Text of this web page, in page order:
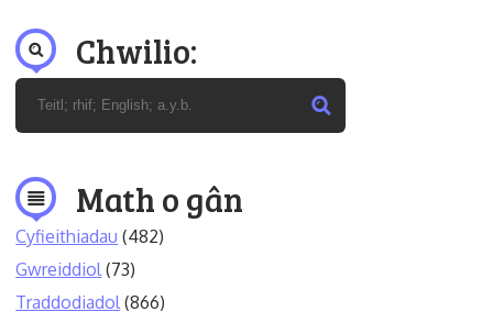
Chwilio:
Math o gân
Cyfieithiadau (482)
Gwreiddiol (73)
Traddodiadol (866)